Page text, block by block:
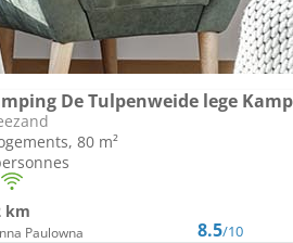
80 m²
km
Paulowna 8.5/10